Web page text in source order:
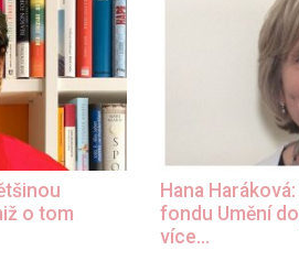
o tom
Hana
fondu Umění
více…